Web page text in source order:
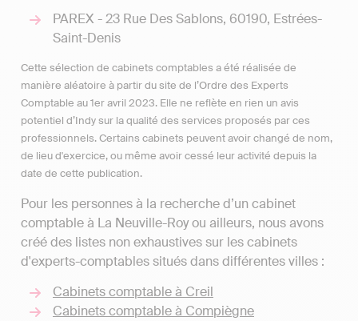
PAREX - 23 Rue Des Sablons, 60190, Estrées-
Saint-Denis
Cette sélection de cabinets comptables a été réalisée de
manière aléatoire à partir du site de l’Ordre des Experts
Comptable au 1er avril 2023. Elle ne reflète en rien un avis
potentiel d’Indy sur la qualité des services proposés par ces
professionnels. Certains cabinets peuvent avoir changé de nom,
de lieu d'exercice, ou même avoir cessé leur activité depuis la
date de cette publication.
Pour les personnes à la recherche d’un cabinet
comptable à La Neuville-Roy ou ailleurs, nous avons
créé des listes non exhaustives sur les cabinets
d'experts-comptables situés dans différentes villes :
Cabinets comptable à Creil
Cabinets comptable à Compiègne